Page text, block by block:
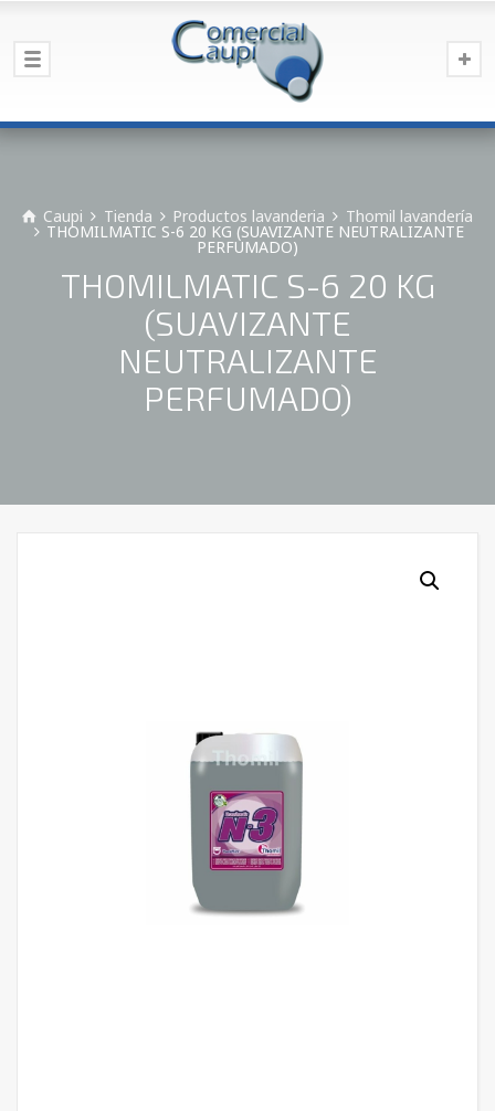
Caupi Tienda Productos lavanderia Thomil lavandería
THOMILMATIC S-6 20 KG (SUAVIZANTE NEUTRALIZANTE
PERFUMADO)
THOMILMATIC S-6 20 KG
(SUAVIZANTE
NEUTRALIZANTE
PERFUMADO)